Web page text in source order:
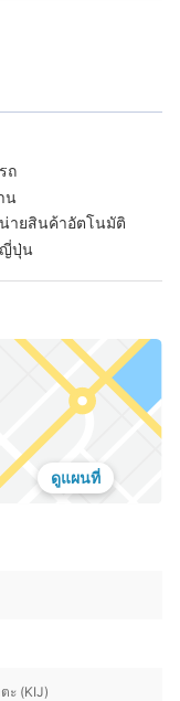
ถ
น
ายสินค้าอัตโนมัติ
ปุ่น
ดูแผนที่
ะ (KIJ)